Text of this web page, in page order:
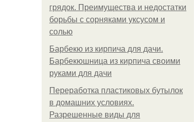
грядок. Преимущества и недостатки
борьбы с сорняками уксусом и
солью
Барбекю из кирпича для дачи.
Барбекюшница из кирпича своими
руками для дачи
Переработка пластиковых бутылок
в домашних условиях.
Разрешенные виды для